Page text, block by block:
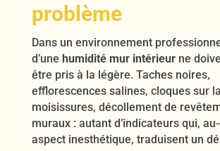
problème
Dans un environnement
d’une humidité mur intérieurne
être pris à la légère. Taches noires,
efflorescences salines, cloques sur
moisissures, décollement de
muraux : autant d’indicateurs qui,
aspect inesthétique, traduisent un